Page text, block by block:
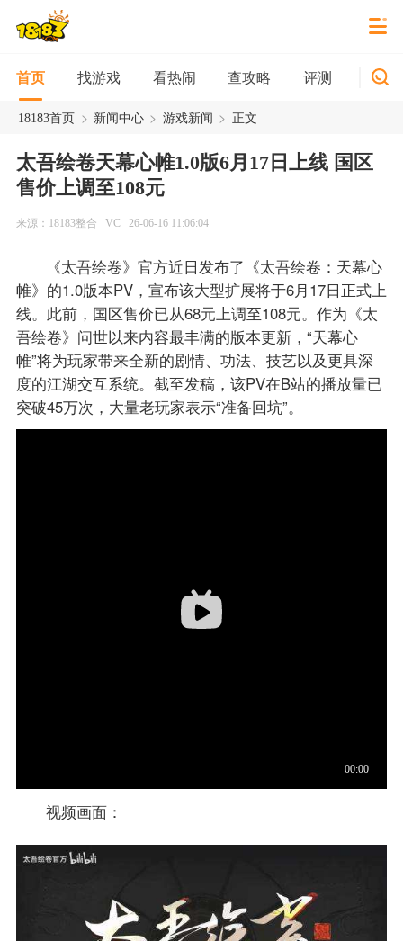
首页 找游戏 看热闹 查攻略 评测 新游
18183首页 > 新闻中心 > 游戏新闻 > 正文
太吾绘卷天幕心帷1.0版6月17日上线 国区
售价上调至108元
来源：18183整合 VC 26-06-16 11:06:04
《太吾绘卷》官方近日发布了《太吾绘卷：天幕心
帷》的1.0版本PV，宣布该大型扩展将于6月17日正式上
线。此前，国区售价已从68元上调至108元。作为《太
吾绘卷》问世以来内容最丰满的版本更新，“天幕心
帷”将为玩家带来全新的剧情、功法、技艺以及更具深
度的江湖交互系统。截至发稿，该PV在B站的播放量已
突破45万次，大量老玩家表示“准备回坑”。
视频画面：